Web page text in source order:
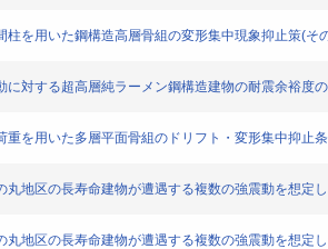
柱を用いた鋼構造高層骨組の変形集中現象抑止策(そ
に対する超高層純ラーメン鋼構造建物の耐震余裕度
重を用いた多層平面骨組のドリフト・変形集中抑止
丸地区の長寿命建物が遭遇する複数の強震動を想定
丸地区の長寿命建物が遭遇する複数の強震動を想定